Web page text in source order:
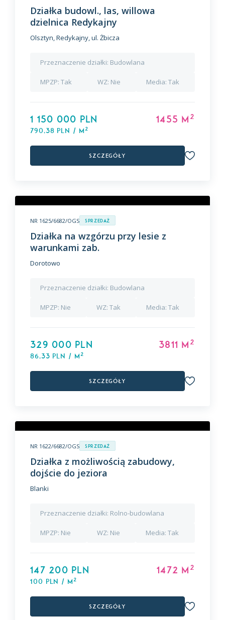
Działka budowl., las, willowa
dzielnica Redykajny
Olsztyn, Redykajny, ul. Żbicza
Przeznaczenie działki: Budowlana
MPZP: Tak WZ: Nie Media: Tak
1 150 000 PLN
790,38 PLN / m2
1455 m2
Szczegóły
NR 1625/6682/OGS Sprzedaż
Działka na wzgórzu przy lesie z
warunkami zab.
Dorotowo
Przeznaczenie działki: Budowlana
MPZP: Nie WZ: Tak Media: Tak
329 000 PLN
86,33 PLN / m2
3811 m2
Szczegóły
NR 1622/6682/OGS Sprzedaż
Działka z możliwością zabudowy,
dojście do jeziora
Blanki
Przeznaczenie działki: Rolno-budowlana
MPZP: Nie WZ: Nie Media:Tak
147 200 PLN
100 PLN / m2
1472 m2
Szczegóły